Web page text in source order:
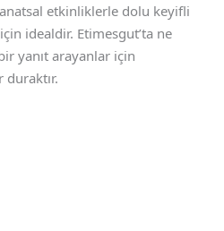
etkinliklerle dolu keyifli
idealdir. Etimesgut’ta ne
yanıt arayanlar için
duraktır.